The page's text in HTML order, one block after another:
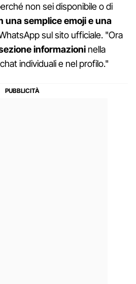
non sei disponibile o di
una semplice emoji e una
sul sito ufficiale. "Ora
informazioni nella
individuali e nel profilo."